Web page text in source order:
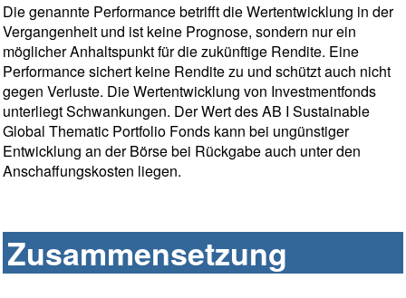
Die genannte Performance betrifft die Wertentwicklung in der
Vergangenheit und ist keine Prognose, sondern nur ein
möglicher Anhaltspunkt für die zukünftige Rendite. Eine
Performance sichert keine Rendite zu und schützt auch nicht
gegen Verluste. Die Wertentwicklung von Investmentfonds
unterliegt Schwankungen. Der Wert des AB I Sustainable
Global Thematic Portfolio Fonds kann bei ungünstiger
Entwicklung an der Börse bei Rückgabe auch unter den
Anschaffungskosten liegen.
Zusammensetzung